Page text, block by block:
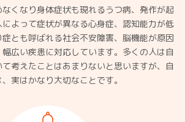
くなり身体症状も現れるうつ病、発作が起
よって症状が異なる心身症、認知能力が低
とも呼ばれる社会不安障害、脳機能が原因
広い疾患に対応しています。多くの人は自
考えたことはあまりないと思いますが、自
実はかなり大切なことです。